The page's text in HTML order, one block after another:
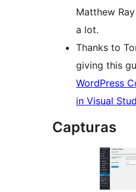
Matthew
a lot.
Thanks to
giving this
WordPress
in Visual
Capturas